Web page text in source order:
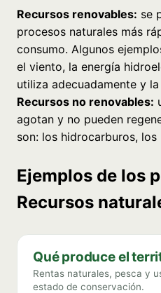
Recursos renovables: se
procesos naturales más
consumo. Algunos
el viento, la energía
utiliza adecuadamente y
Recursos no renovables:
agotan y no pueden
son: los hidrocarburos,
Ejemplos de los
Recursos
Qué produce el
Rentas naturales, pesca y
estado de conservación.